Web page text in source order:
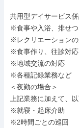
共用型デイサービス
※食事や入浴、排せ
※レクリエーション
※食事作り、往診対応
※地域交流の対応
※各種記録業務など
＜夜勤の場合＞
上記業務に加えて、
※就寝・起床介助
※2時間ごとの巡回